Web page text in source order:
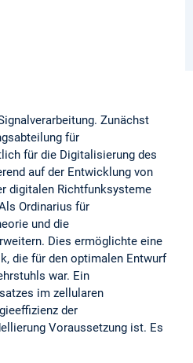
Zunächst
für
für die Digitalisierung des
auf der Entwicklung von
digitalen Richtfunksysteme
Ordinarius für
und die
Dies ermöglichte eine
die für den optimalen Entwurf
war. Ein
im zellularen
der
Voraussetzung ist. Es